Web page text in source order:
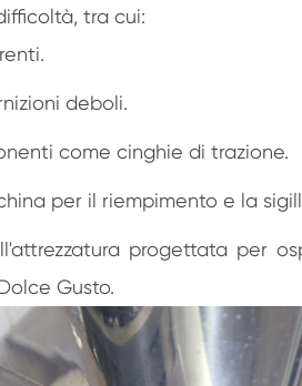
tra cui:
deboli.
come cinghie di trazione.
per il riempimento e la
progettata per
Gusto.